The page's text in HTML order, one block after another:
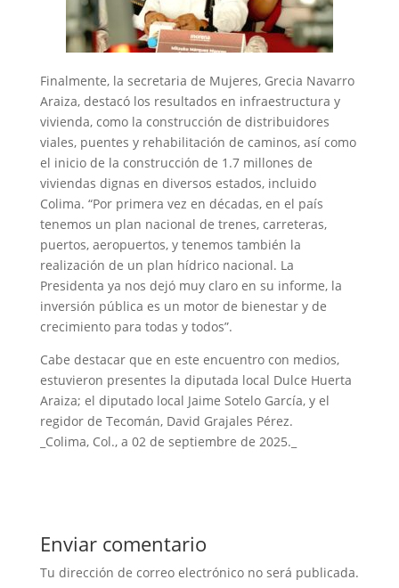
Finalmente, la secretaria de Mujeres, Grecia Navarro
Araiza, destacó los resultados en infraestructura y
vivienda, como la construcción de distribuidores
viales, puentes y rehabilitación de caminos, así como
el inicio de la construcción de 1.7 millones de
viviendas dignas en diversos estados, incluido
Colima. “Por primera vez en décadas, en el país
tenemos un plan nacional de trenes, carreteras,
puertos, aeropuertos, y tenemos también la
realización de un plan hídrico nacional. La
Presidenta ya nos dejó muy claro en su informe, la
inversión pública es un motor de bienestar y de
crecimiento para todas y todos”.
Cabe destacar que en este encuentro con medios,
estuvieron presentes la diputada local Dulce Huerta
Araiza; el diputado local Jaime Sotelo García, y el
regidor de Tecomán, David Grajales Pérez.
_Colima, Col., a 02 de septiembre de 2025._
Enviar comentario
Tu dirección de correo electrónico no será publicada.